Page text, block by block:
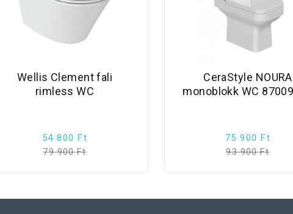
Wellis Clement fali
rimless WC
54 800 Ft
79 900 Ft
CeraStyle NOURA
monoblokk WC
75 900 Ft
93 900 Ft